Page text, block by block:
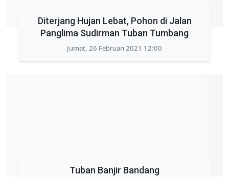
Diterjang Hujan Lebat, Pohon di Jalan
Panglima Sudirman Tuban Tumbang
Jumat, 26 Februari 2021 12:00
Tuban Banjir Bandang